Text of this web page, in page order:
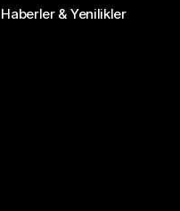
Haberler & Yenilikler